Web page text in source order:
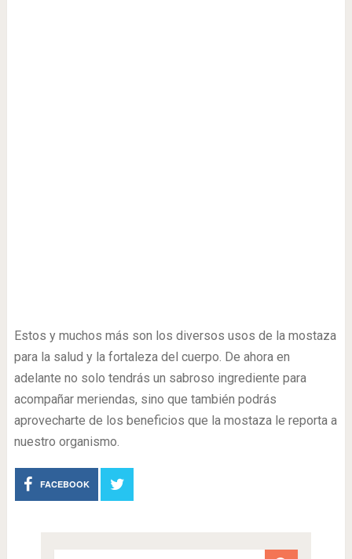
Estos y muchos más son los diversos usos de la mostaza
para la salud y la fortaleza del cuerpo. De ahora en
adelante no solo tendrás un sabroso ingrediente para
acompañar meriendas, sino que también podrás
aprovecharte de los beneficios que la mostaza le reporta a
nuestro organismo.
FACEBOOK